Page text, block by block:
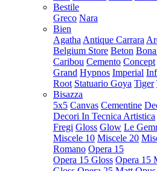
Bestile
Greco Nara
Bien
Agatha Antique Carrara
Belgium Store Beton
Caribou Cemento Concept
Grand Hypnos Imperial
Root Statuario Goya Tiger
Bisazza
5x5 Canvas Cementine
Decori In Tecnica Artistica
Fregi Gloss Glow Le
Miscele 10 Miscele 20
Romano Opera 15
Opera 15 Gloss Opera 15